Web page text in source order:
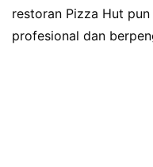
restoran Pizza Hut
profesional dan